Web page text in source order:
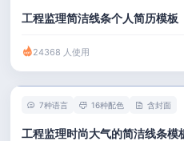
工程监理简洁线条个人简历模板
24368 人使用
7种语言 16种配色 含封面
工程监理时尚大气的简洁线条模